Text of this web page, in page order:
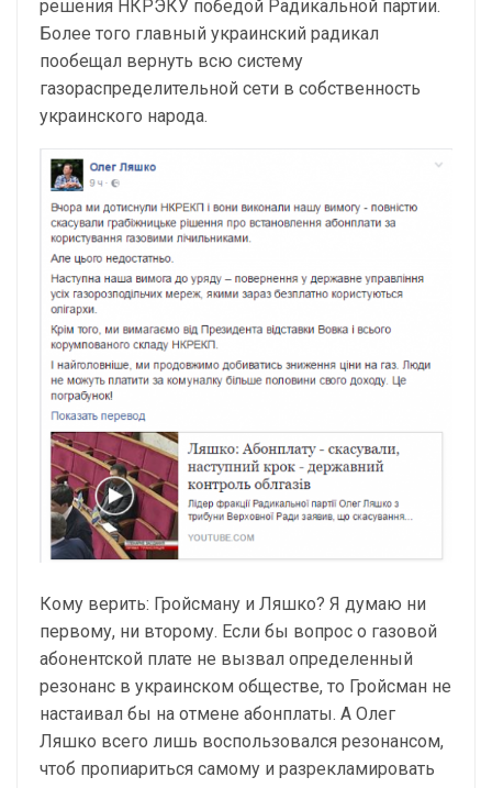
решения НКРЭКУ победой Радикальной партии.
Более того главный украинский радикал
пообещал вернуть всю систему
газораспределительной сети в собственность
украинского народа.
Кому верить: Гройсману и Ляшко? Я думаю ни
первому, ни второму. Если бы вопрос о газовой
абонентской плате не вызвал определенный
резонанс в украинском обществе, то Гройсман не
настаивал бы на отмене абонплаты. А Олег
Ляшко всего лишь воспользовался резонансом,
чтоб пропиариться самому и разрекламировать